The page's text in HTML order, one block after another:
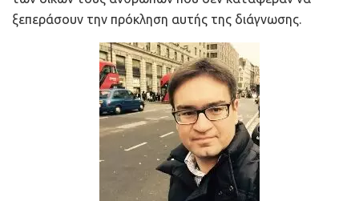
ξεπεράσουν την πρόκληση αυτής της διάγνωσης.